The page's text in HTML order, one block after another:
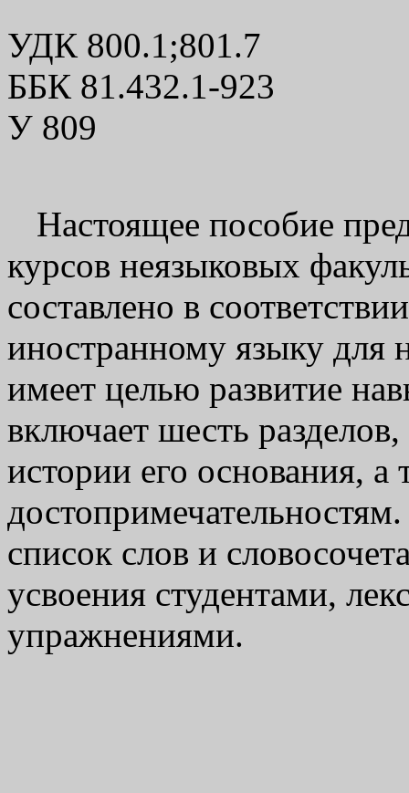
УДК 800.1;801.7
ББК 81.432.1-923
У 809
Настоящее пособие
курсов неязыковых
составлено в
иностранному языку для
имеет целью развитие
включает шесть
истории его основания,
список слов и
усвоения студентами,
упражнениями.